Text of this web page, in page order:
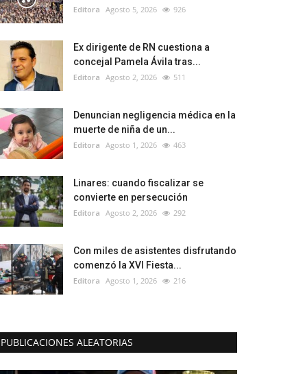
Editora Agosto 5, 2026 926
Ex dirigente de RN cuestiona a
concejal Pamela Ávila tras...
Editora Agosto 2, 2026 511
Denuncian negligencia médica en la
muerte de niña de un...
Editora Agosto 1, 2026 463
Linares: cuando fiscalizar se
convierte en persecución
Editora Agosto 2, 2026 292
Con miles de asistentes disfrutando
comenzó la XVI Fiesta...
Editora Agosto 1, 2026 216
PUBLICACIONES ALEATORIAS